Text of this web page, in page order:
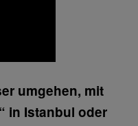
umgehen, mit
in Istanbul oder